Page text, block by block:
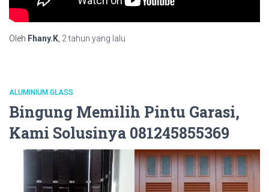
Oleh Fhany.K 2 tahun yang lalu
ALUMINIUM GLASS
Bingung Memilih Pintu Garasi,
Kami Solusinya 081245855369